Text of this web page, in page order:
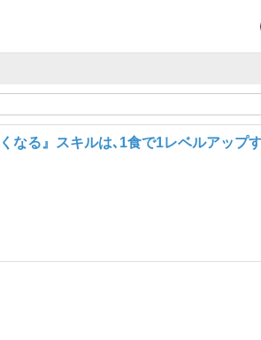
なる』スキルは､1食で1レベルアッ